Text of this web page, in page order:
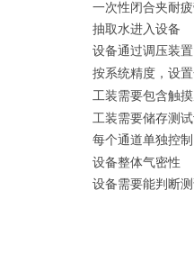
一次性闭合夹耐
抽取水进入设备
设备通过调压装
按系统精度，设
工装需要包含触
工装需要储存测
每个通道单独控
设备整体气密性
设备需要能判断